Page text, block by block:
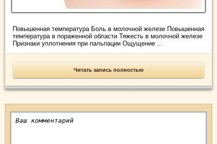
Повышенная температура Боль в молочной железе Повышенная
температура в пораженной области Тяжесть в молочной железе
Признаки уплотнения при пальпации Ощущение ...
Читать запись полностью